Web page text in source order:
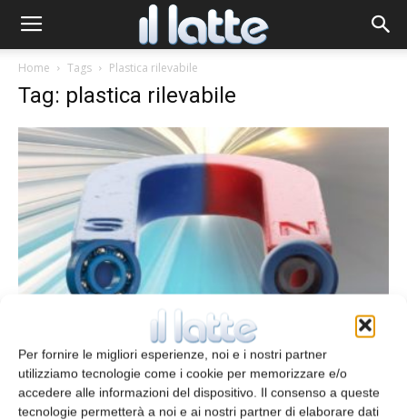
Per fornire le migliori esperienze, noi e i nostri partner
utilizziamo tecnologie come i cookie per memorizzare e/o
accedere alle informazioni del dispositivo. Il consenso a queste
tecnologie permetterà a noi e ai nostri partner di elaborare dati
Home Tags Plastica rilevabile
Tag: plastica rilevabile
Plastica rilevabile al metal detector
redazione 3 Gennaio 2017
Leggi la rivista